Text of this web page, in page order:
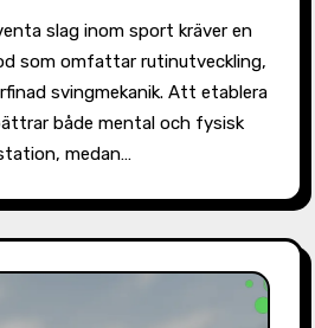
som omfattar rutinutveckling,
svingmekanik. Att etablera
både mental och fysisk
medan…